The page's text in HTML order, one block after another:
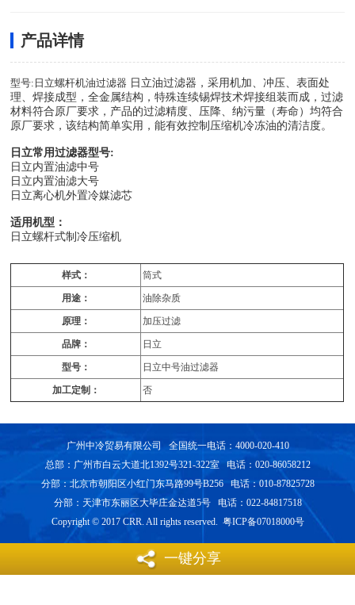
产品详情
型号:日立螺杆机油过滤器 日立油过滤器，采用机加、冲压、表面处
理、焊接成型，全金属结构，特殊连续锡焊技术焊接组装而成，过滤
材料符合原厂要求，产品的过滤精度、压降、纳污量（寿命）均符合
原厂要求，该结构简单实用，能有效控制压缩机冷冻油的清洁度。
日立常用过滤器型号:
日立内置油滤中号
日立内置油滤大号
日立离心机外置冷媒滤芯
适用机型：
日立螺杆式制冷压缩机
样式： 筒式
用途： 油除杂质
原理： 加压过滤
品牌： 日立
型号： 日立中号油过滤器
加工定制： 否
广州中冷贸易有限公司 全国统一电话：4000-020-410
总部：广州市白云大道北1392号321-322室 电话：020-86058212
分部：北京市朝阳区小红门东马路99号B256 电话：010-87825728
分部：天津市东丽区大毕庄金达道5号 电话：022-84817518
Copyright © 2017 CRR. All rights reserved. 粤ICP备07018000号
一键分享